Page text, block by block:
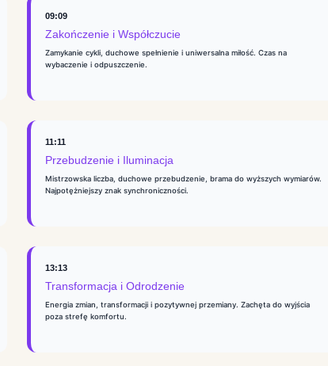
09:09
Zakończenie i Współczucie
Zamykanie cykli, duchowe spełnienie i uniwersalna miłość. Czas na
wybaczenie i odpuszczenie.
11:11
Przebudzenie i Iluminacja
Mistrzowska liczba, duchowe przebudzenie, brama do wyższych wymiarów.
Najpotężniejszy znak synchroniczności.
13:13
Transformacja i Odrodzenie
Energia zmian, transformacji i pozytywnej przemiany. Zachęta do wyjścia
poza strefę komfortu.